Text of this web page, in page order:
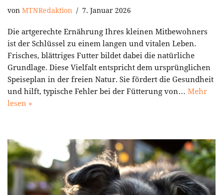
von MTNRedaktion 7. Januar 2026
Die artgerechte Ernährung Ihres kleinen Mitbewohners
ist der Schlüssel zu einem langen und vitalen Leben.
Frisches, blättriges Futter bildet dabei die natürliche
Grundlage. Diese Vielfalt entspricht dem ursprünglichen
Speiseplan in der freien Natur. Sie fördert die Gesundheit
und hilft, typische Fehler bei der Fütterung von… Mehr
lesen »